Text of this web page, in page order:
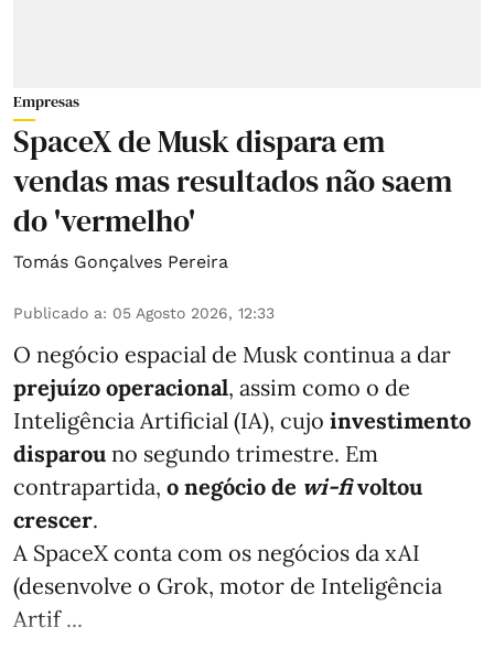
Empresas
SpaceX de Musk dispara em
vendas mas resultados não saem
do 'vermelho'
Tomás Gonçalves Pereira
Publicado a: 05 Agosto 2026, 12:33
O negócio espacial de Musk continua a dar
prejuízo operacional, assim como o de
Inteligência Artificial (IA), cujo investimento
disparou no segundo trimestre. Em
contrapartida, o negócio de wi-fivoltou
crescer.
A SpaceX conta com os negócios da xAI
(desenvolve o Grok, motor de Inteligência
Artif ...